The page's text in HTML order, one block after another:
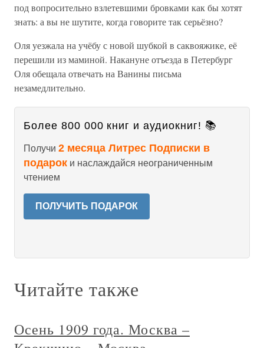
под вопросительно взлетевшими бровками как бы хотят
знать: а вы не шутите, когда говорите так серьёзно?
Оля уезжала на учёбу с новой шубкой в саквояжике, её
перешили из маминой. Накануне отъезда в Петербург
Оля обещала отвечать на Ванины письма
незамедлительно.
Более 800 000 книг и аудиокниг! 📚
Получи 2 месяца Литрес Подписки в
подарок и наслаждайся неограниченным
чтением
ПОЛУЧИТЬ ПОДАРОК
Читайте также
Осень 1909 года. Москва –